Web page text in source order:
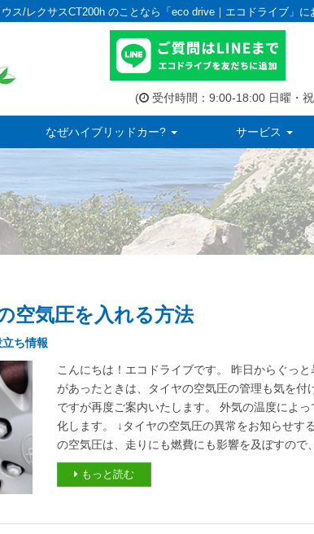
ス/レクサスCT200h のことなら「eco drive｜エコドライブ」に
( 受付時間：9:00-18:00 日曜・
なぜハイブリッドカー? サービス
空気圧を入れる方法
ち情報
こんにちは！エコドライブです。 昨日からぐっ
があったときは、タイヤの空気圧の管理も気を付
ですが再度ご案内いたします。 外気の温度によ
化します。 ↓タイヤの空気圧の異常をお知らせす
の空気圧は、走りにも燃費にも影響を及ぼすので
もっと読む